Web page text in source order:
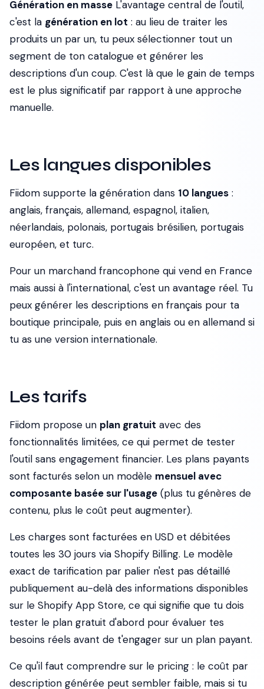
Génération en masse L'avantage central de l'outil,
c'est la génération en lot : au lieu de traiter les
produits un par un, tu peux sélectionner tout un
segment de ton catalogue et générer les
descriptions d'un coup. C'est là que le gain de temps
est le plus significatif par rapport à une approche
manuelle.
Les langues disponibles
Fiidom supporte la génération dans 10 langues :
anglais, français, allemand, espagnol, italien,
néerlandais, polonais, portugais brésilien, portugais
européen, et turc.
Pour un marchand francophone qui vend en France
mais aussi à l'international, c'est un avantage réel. Tu
peux générer les descriptions en français pour ta
boutique principale, puis en anglais ou en allemand si
tu as une version internationale.
Les tarifs
Fiidom propose un plan gratuit avec des
fonctionnalités limitées, ce qui permet de tester
l'outil sans engagement financier. Les plans payants
sont facturés selon un modèle mensuel avec
composante basée sur l'usage (plus tu génères de
contenu, plus le coût peut augmenter).
Les charges sont facturées en USD et débitées
toutes les 30 jours via Shopify Billing. Le modèle
exact de tarification par palier n'est pas détaillé
publiquement au-delà des informations disponibles
sur le Shopify App Store, ce qui signifie que tu dois
tester le plan gratuit d'abord pour évaluer tes
besoins réels avant de t'engager sur un plan payant.
Ce qu'il faut comprendre sur le pricing : le coût par
description générée peut sembler faible, mais si tu